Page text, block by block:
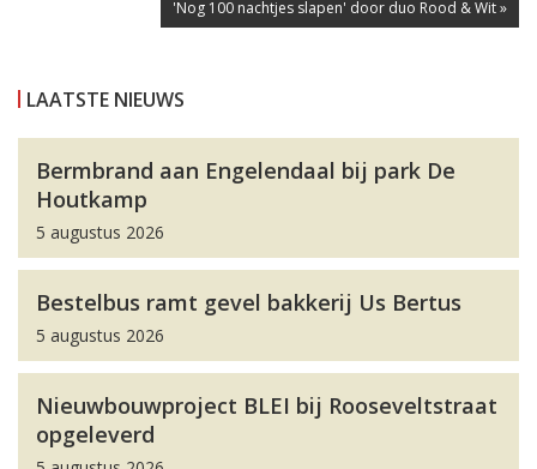
'Nog 100 nachtjes slapen' door duo Rood & Wit »
LAATSTE NIEUWS
Bermbrand aan Engelendaal bij park De
Houtkamp
5 augustus 2026
Bestelbus ramt gevel bakkerij Us Bertus
5 augustus 2026
Nieuwbouwproject BLEI bij Rooseveltstraat
opgeleverd